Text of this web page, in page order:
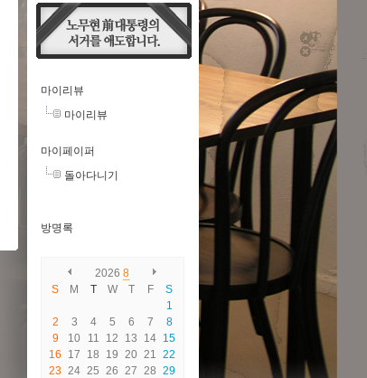
마이리뷰
마이리뷰
마이페이퍼
돌아다니기
방명록
2026 8
S
M T W T F
S
1
2
3 4 5 6 7
8
9
10 11 12 13 14 15
16
17 18 19 20 21 22
23 24 25 26 27 28 29